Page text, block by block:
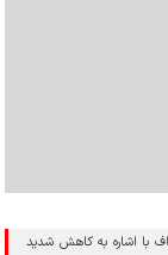
با اشاره به کاهش شدید